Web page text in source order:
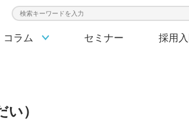
検索キーワード入力
コラム セミナー 採用
い）